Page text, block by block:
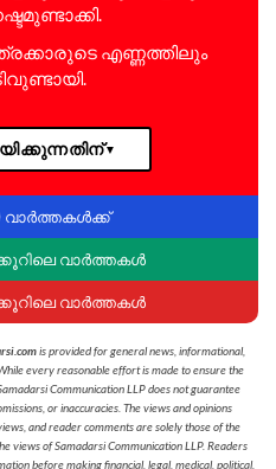
എണ്ണത്തിലും
▼
വാർത്തകൾക്ക്
വാർത്തകൾ
വാർത്തകൾ
is provided for general news, informational,
every reasonable effort is made to ensure the
Communication LLP does not guarantee
or inaccuracies. The views and opinions
and reader comments are solely those of the
views of Samadarsi Communication LLP. Readers
before making financial, legal, medical, political,